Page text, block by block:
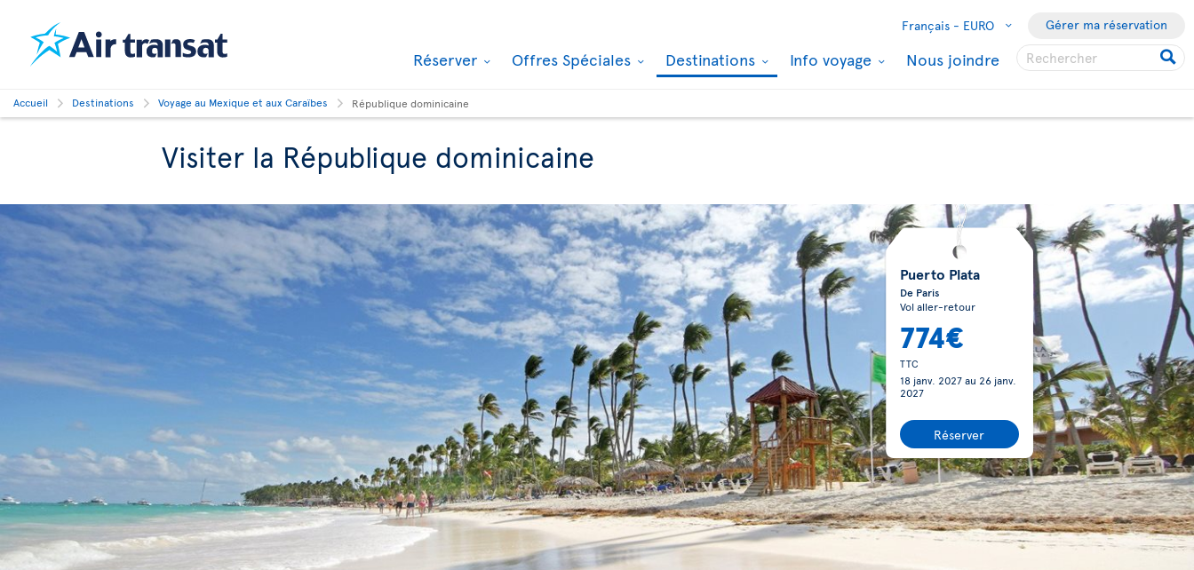
Français - EURO Gérer ma réservation
Réserver Offres Spéciales Destinations Info voyage Nous joindre
Accueil Destinations Voyage au Mexique et aux Caraïbes République dominicaine
Visiter la République dominicaine
Puerto Plata
De Paris
Vol aller-retour
774€
TTC
18 janv. 2027au 26 janv.
2027
Réserver